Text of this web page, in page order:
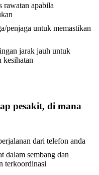
rawatan apabila
penjaga untuk memastikan
jarak jauh untuk
kesihatan
pesakit, di mana
dari telefon anda
dalam sembang dan
terkoordinasi